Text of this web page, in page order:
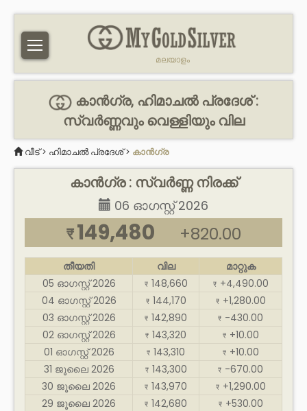
മലയാളം
കാൻഗ്ര, ഹിമാചൽ പ്രദേശ് :
സ്വർണ്ണവും വെള്ളിയും വില
വീട്> ഹിമാചൽ പ്രദേശ്> കാൻഗ്ര
കാൻഗ്ര : സ്വർണ്ണ നിരക്ക്
06 ഓഗസ്റ്റ് 2026
₹ 149,480 +820.00
തീയതി വില
മാറ്റുക
05 ഓഗസ്റ്റ് 2026
₹ 148,660 ₹ +4,490.00
04 ഓഗസ്റ്റ് 2026
₹ 144,170 ₹ +1,280.00
03 ഓഗസ്റ്റ് 2026
₹ 142,890 ₹ -430.00
02 ഓഗസ്റ്റ് 2026
₹ 143,320 ₹ +10.00
01 ഓഗസ്റ്റ് 2026
₹ 143,310 ₹ +10.00
31 ജൂലൈ 2026
₹ 143,300 ₹ -670.00
30 ജൂലൈ 2026
₹ 143,970 ₹ +1,290.00
29 ജൂലൈ 2026
₹ 142,680 ₹ +530.00